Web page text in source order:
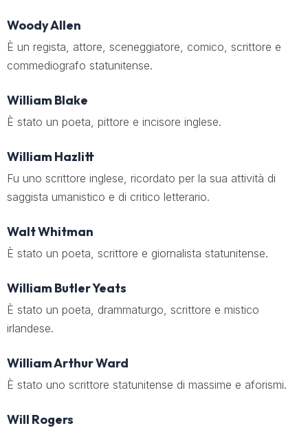
Woody Allen
È un regista, attore, sceneggiatore, comico, scrittore e
commediografo statunitense.
William Blake
È stato un poeta, pittore e incisore inglese.
William Hazlitt
Fu uno scrittore inglese, ricordato per la sua attività di
saggista umanistico e di critico letterario.
Walt Whitman
È stato un poeta, scrittore e giornalista statunitense.
William Butler Yeats
È stato un poeta, drammaturgo, scrittore e mistico
irlandese.
William Arthur Ward
È stato uno scrittore statunitense di massime e aforismi.
Will Rogers